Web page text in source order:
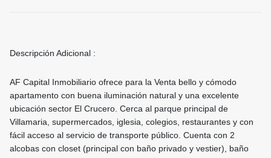
Descripción Adicional :
AF Capital Inmobiliario ofrece para la Venta bello y cómodo
apartamento con buena iluminación natural y una excelente
ubicación sector El Crucero. Cerca al parque principal de
Villamaria, supermercados, iglesia, colegios, restaurantes y con
fácil acceso al servicio de transporte público. Cuenta con 2
alcobas con closet (principal con baño privado y vestier), baño